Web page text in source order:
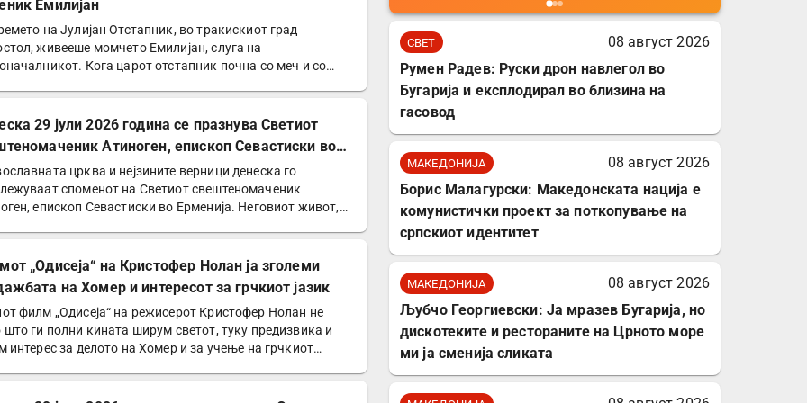
Емилијан
на Јулијан Отстапник, во тракискиот град
живееше момчето Емилијан, слуга на
Кога царот отстапник почна со меч и со
29 јули 2026 година се празнува Светиот
Атиноген, епископ Севастиски во
црква и нејзините верници денеска го
споменот на Светиот свештеномаченик
епископ Севастиски во Ерменија. Неговиот живот,
„Одисеја“ на Кристофер Нолан ја зголеми
на Хомер и интересот за грчкиот јазик
филм „Одисеја“ на режисерот Кристофер Нолан не
што ги полни кината ширум светот, туку предизвика и
интерес за делото на Хомер и за учење на грчкиот…
мобилни телефони,
комплет за заштита на
СВЕТ
08 август 2026
Румен Радев: Руски дрон навлегол во
Бугарија и експлодирал во близина на
гасовод
МАКЕДОНИЈА
08 август 2026
Борис Малагурски: Македонската нација е
комунистички проект за поткопување на
српскиот идентитет
МАКЕДОНИЈА
08 август 2026
Љубчо Георгиевски: Ја мразев Бугарија, но
дискотеките и рестораните на Црното море
ми ја сменија сликата